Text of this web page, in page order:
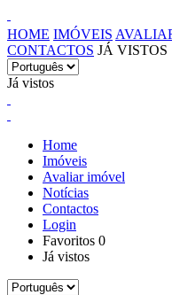
HOME IMÓVEIS
CONTACTOS JÁ VISTOS
Já vistos
Home
Imóveis
Avaliar imóvel
Notícias
Contactos
Login
Favoritos 0
Já vistos